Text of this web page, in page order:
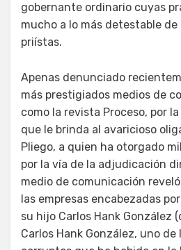
gobernante ordinario cuyas
mucho a lo más detestable
priístas.
Apenas denunciado
más prestigiados medios de
como la revista Proceso, por
que le brinda al avaricioso
Pliego, a quien ha otorgado
por la vía de la adjudicación
medio de comunicación
las empresas encabezadas
su hijo Carlos Hank González
Carlos Hank González, uno